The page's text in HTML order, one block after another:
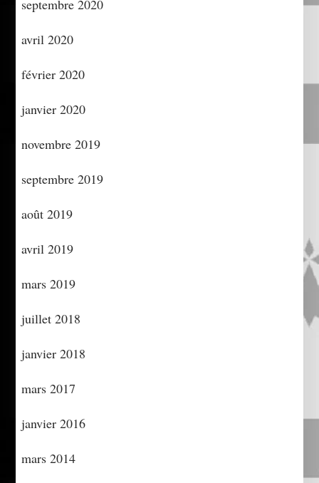
septembre 2020
avril 2020
février 2020
janvier 2020
novembre 2019
septembre 2019
août 2019
avril 2019
mars 2019
juillet 2018
janvier 2018
mars 2017
janvier 2016
mars 2014